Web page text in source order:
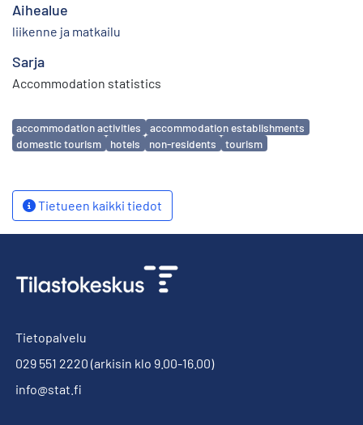
Aihealue
liikenne ja matkailu
Sarja
Accommodation statistics
Avainsanat
accommodation activities
accommodation establishments
domestic tourism
hotels non-residents tourism
Tietueen kaikki tiedot
Tietopalvelu
029 551 2220 (arkisin klo 9.00-16.00)
info@stat.fi